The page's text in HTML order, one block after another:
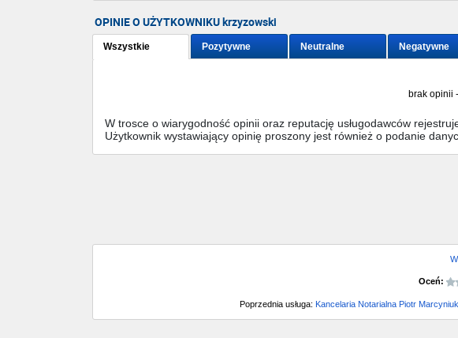
OPINIE O UŻYTKOWNIKU krzyzowski
Wszystkie Pozytywne Neutralne Negatywne
brak opinii -
W trosce o wiarygodność opinii oraz reputację usługodawców
Użytkownik wystawiający opinię proszony jest również o podanie
Oceń:
Poprzednia usługa: Kancelaria Notarialna Piotr Marcyniuk